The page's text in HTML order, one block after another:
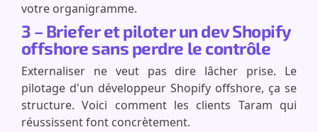
votre organigramme.
3 – Briefer et piloter un dev Shopify
offshore sans perdre le contrôle
Externaliser ne veut pas dire lâcher prise. Le
pilotage d'un développeur Shopify offshore, ça se
structure. Voici comment les clients Taram qui
réussissent font concrètement.